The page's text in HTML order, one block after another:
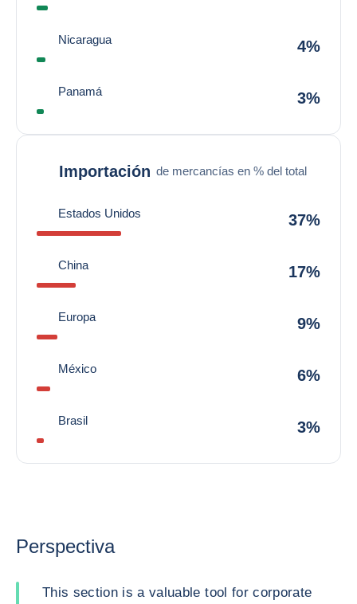
Nicaragua 4%
Panamá 3%
Importación de mercancías en % del total
Estados Unidos 37%
China 17%
Europa 9%
México 6%
Brasil 3%
Perspectiva
This section is a valuable tool for corporate